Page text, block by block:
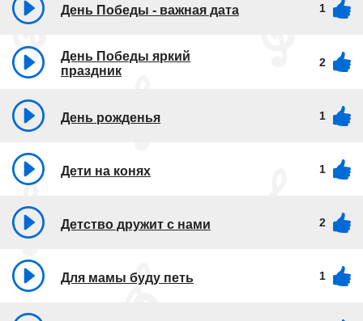
День Победы - важная дата 1
День Победы яркий
праздник
2
День рожденья 1
Дети на конях 1
Детство дружит с нами 2
Для мамы буду петь 1